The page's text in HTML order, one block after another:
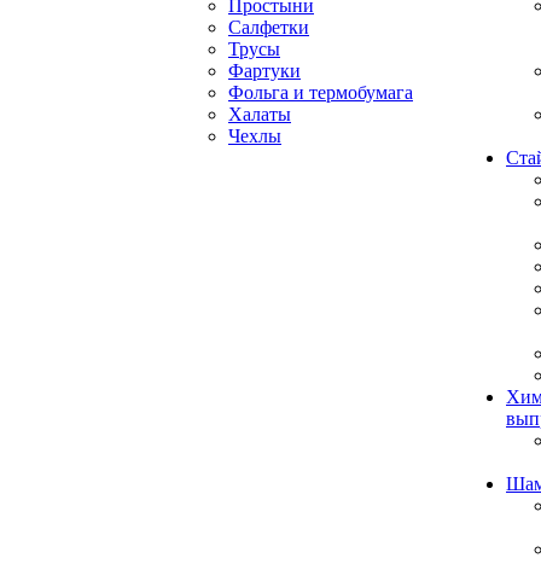
Простыни
Салфетки
Трусы
Фартуки
Фольга и термобумага
Халаты
Чехлы